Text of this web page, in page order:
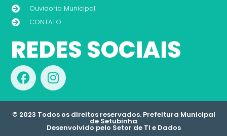
Ouvidoria Municipal
CONTATO
REDES SOCIAIS
© 2023 Todos os direitos reservados. Prefeitura Municipal
de Setubinha
Desenvolvido pelo Setor de TI e Dados